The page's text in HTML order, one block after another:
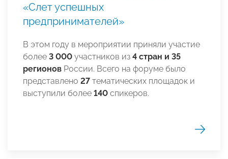
«Слет успешных
предпринимателей»
В этом году в мероприятии приняли участие
более 3 000 участников из 4 стран и 35
регионов России. Всего на форуме было
представлено 27 тематических площадок и
выступили более 140 спикеров.